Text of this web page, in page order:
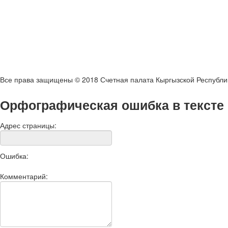
Все права защищены © 2018 Счетная палата Кыргызской
Орфографическая ошибка в тексте
Адрес страницы:
Ошибка:
Комментарий: